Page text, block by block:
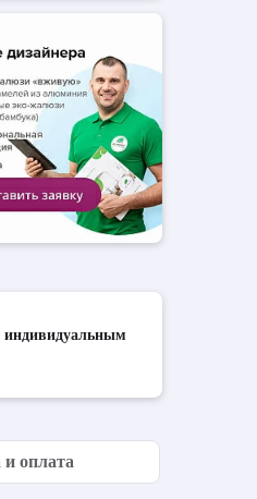
индивидуальным
и оплата